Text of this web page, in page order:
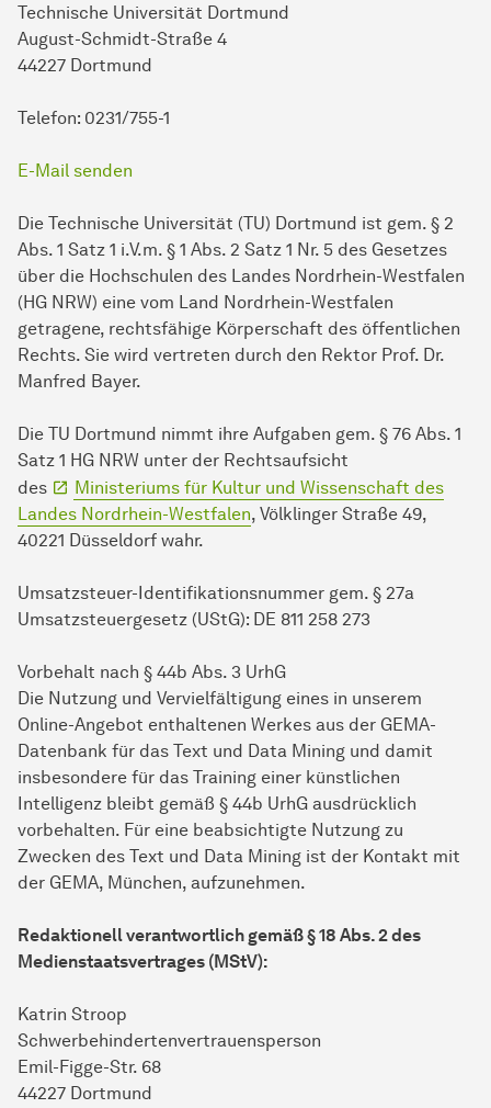
Technische Universität Dortmund
August-Schmidt-Straße 4
44227 Dortmund
Telefon: 0231/755-1
E-Mail senden
Die Technische Universität (TU) Dortmund ist gem. § 2
Abs. 1 Satz 1 i.V.m. § 1 Abs. 2 Satz 1 Nr. 5 des Gesetzes
über die Hochschulen des Landes Nordrhein-Westfalen
(HG NRW) eine vom Land Nordrhein-Westfalen
getragene, rechtsfähige Körperschaft des öffentlichen
Rechts. Sie wird vertreten durch den Rektor Prof. Dr.
Manfred Bayer.
Die TU Dortmund nimmt ihre Aufgaben gem. § 76 Abs. 1
Satz 1 HG NRW unter der Rechtsaufsicht
des
Ministeriums für Kultur und Wissenschaft des
Landes Nordrhein-Westfalen, Völklinger Straße 49,
40221 Düsseldorf wahr.
Umsatzsteuer-Identifikationsnummer gem. § 27a
Umsatzsteuergesetz (UStG): DE 811 258 273
Vorbehalt nach § 44b Abs. 3 UrhG
Die Nutzung und Vervielfältigung eines in unserem
Online-Angebot enthaltenen Werkes aus der GEMA-
Datenbank für das Text und Data Mining und damit
insbesondere für das Training einer künstlichen
Intelligenz bleibt gemäß § 44b UrhG ausdrücklich
vorbehalten. Für eine beabsichtigte Nutzung zu
Zwecken des Text und Data Mining ist der Kontakt mit
der GEMA, München, aufzunehmen.
Redaktionell verantwortlich gemäß § 18 Abs. 2 des
Medienstaatsvertrages (MStV):
Katrin Stroop
Schwerbehindertenvertrauensperson
Emil-Figge-Str. 68
44227 Dortmund